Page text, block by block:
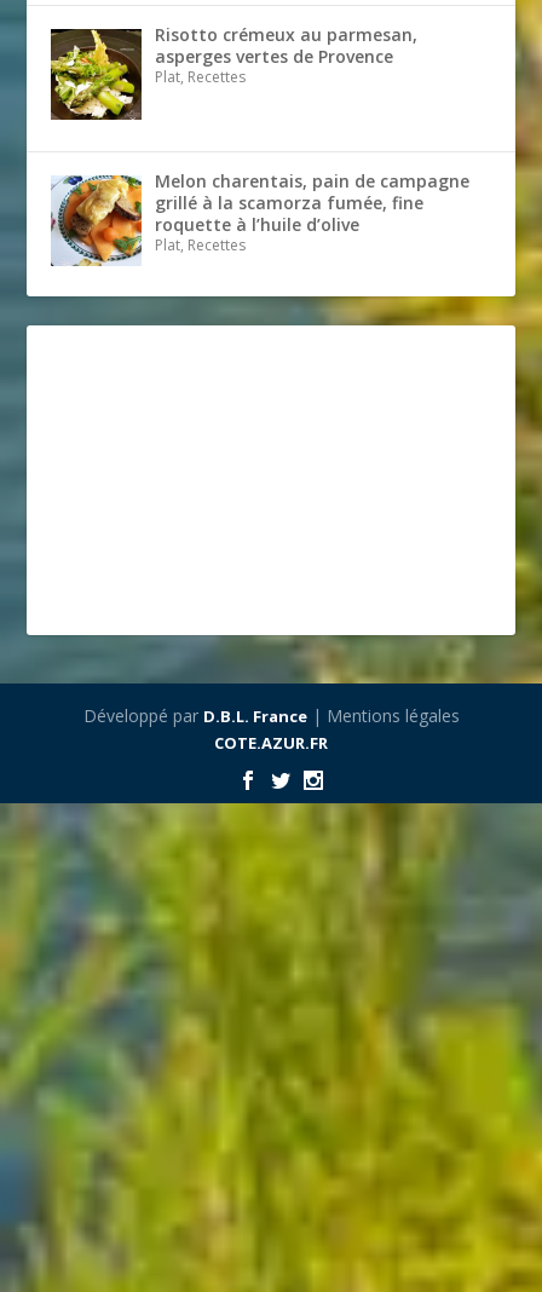
Risotto crémeux au parmesan,
asperges vertes de Provence
Plat, Recettes
Melon charentais, pain de campagne
grillé à la scamorza fumée, fine
roquette à l’huile d’olive
Plat, Recettes
Développé par D.B.L. France| Mentions légales
COTE.AZUR.FR